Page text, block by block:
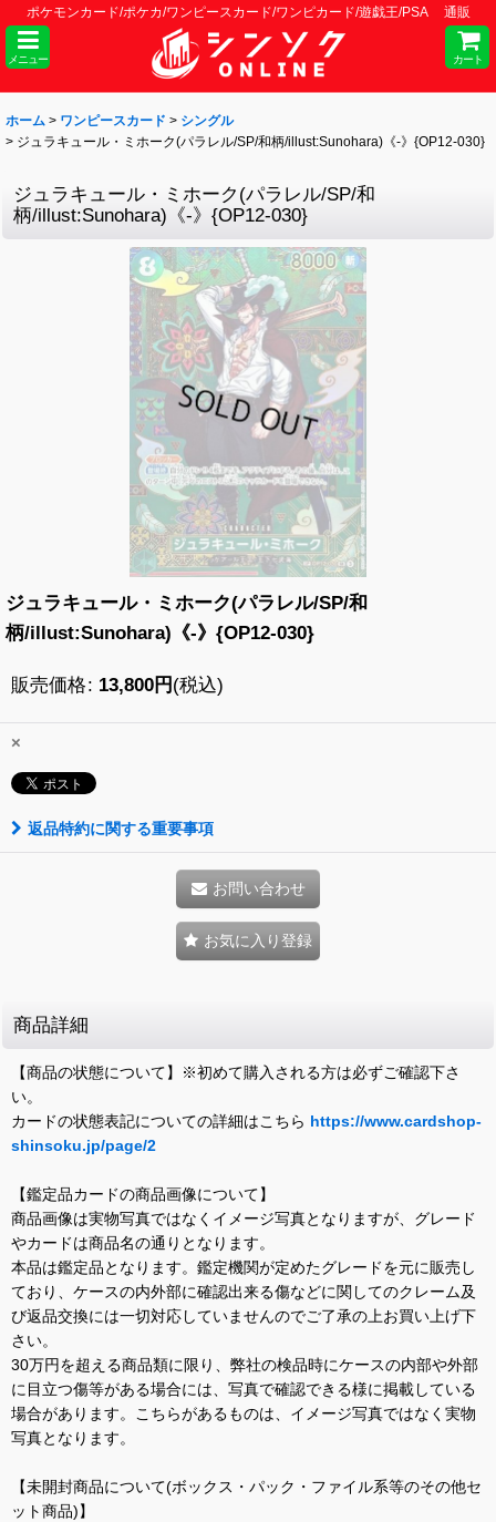
ポケモンカード/ポケカ/ワンピースカード/ワンピカード/遊戯王/PSA 通販
メニュー カート
ホーム > ワンピースカード > シングル
> ジュラキュール・ミホーク(パラレル/SP/和柄/illust:Sunohara)《-》{OP12-030}
ジュラキュール・ミホーク(パラレル/SP/和
柄/illust:Sunohara)《-》{OP12-030}
ジュラキュール・ミホーク(パラレル/SP/和
柄/illust:Sunohara)《-》{OP12-030}
販売価格: 13,800円 (税込)
×
返品特約に関する重要事項
お問い合わせ
お気に入り登録
商品詳細
【商品の状態について】※初めて購入される方は必ずご確認下さ
い。
カードの状態表記についての詳細はこちら https://www.cardshop-
shinsoku.jp/page/2
【鑑定品カードの商品画像について】
商品画像は実物写真ではなくイメージ写真となりますが、グレード
やカードは商品名の通りとなります。
本品は鑑定品となります。鑑定機関が定めたグレードを元に販売し
ており、ケースの内外部に確認出来る傷などに関してのクレーム及
び返品交換には一切対応していませんのでご了承の上お買い上げ下
さい。
30万円を超える商品類に限り、弊社の検品時にケースの内部や外部
に目立つ傷等がある場合には、写真で確認できる様に掲載している
場合があります。こちらがあるものは、イメージ写真ではなく実物
写真となります。
【未開封商品について(ボックス・パック・ファイル系等のその他セ
ット商品)】